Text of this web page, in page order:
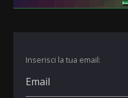
Inserisci la tua email: